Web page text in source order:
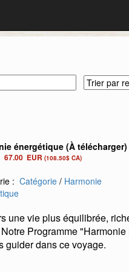
énergétique (À télécharger)
67.00 EUR (108.50$ CA)
:Catégorie / Harmonie
une vie plus équilibrée,
Programme
guider dans ce voyage.